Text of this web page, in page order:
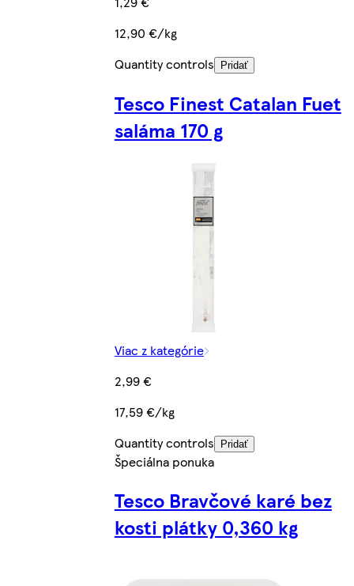
12,90 €/kg
Quantity controls
Pridať
Tesco Finest Catalan Fuet
saláma 170 g
Viac z kategórie
2,99 €
17,59 €/kg
Quantity controls
Pridať
Špeciálna ponuka
Tesco Bravčové karé bez
kosti plátky 0,360 kg